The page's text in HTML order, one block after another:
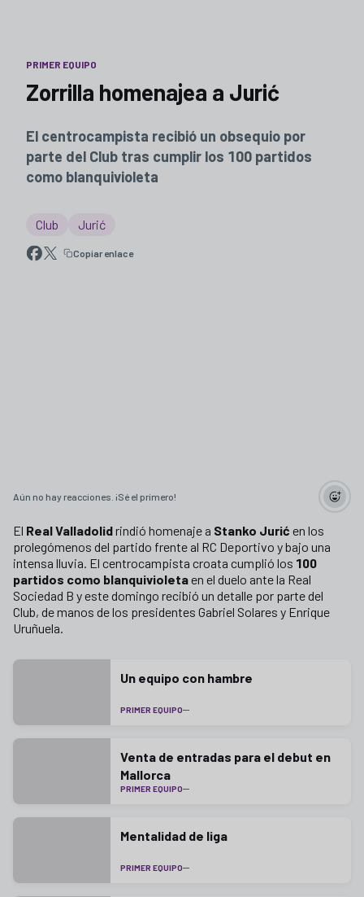
PRIMER EQUIPO
Zorrilla homenajea a Jurić
El centrocampista recibió un obsequio por
parte del Club tras cumplir los 100 partidos
como blanquivioleta
Club Jurić
Copiar enlace
Aún no hay reacciones. ¡Sé el primero!
El Real Valladolidrindió homenaje a Stanko Jurić en los
prolegómenos del partido frente al RC Deportivo y bajo una
intensa lluvia. El centrocampista croata cumplió los 100
partidos como blanquivioletaen el duelo ante la Real
Sociedad B y este domingo recibió un detalle por parte del
Club, de manos de los presidentes Gabriel Solares y Enrique
Uruñuela.
Un equipo con hambre
PRIMER EQUIPO
Venta de entradas para el debut en
Mallorca
PRIMER EQUIPO
Mentalidad de liga
PRIMER EQUIPO